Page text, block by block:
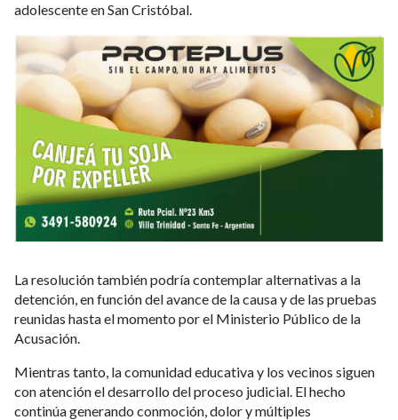
adolescente en San Cristóbal.
La resolución también podría contemplar alternativas a la
detención, en función del avance de la causa y de las pruebas
reunidas hasta el momento por el Ministerio Público de la
Acusación.
Mientras tanto, la comunidad educativa y los vecinos siguen
con atención el desarrollo del proceso judicial. El hecho
continúa generando conmoción, dolor y múltiples